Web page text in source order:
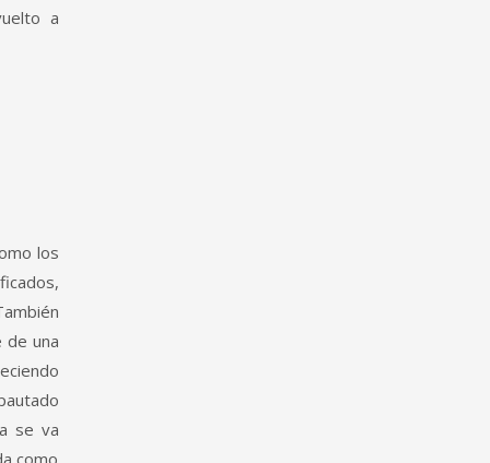
a
los
de una
se va
como